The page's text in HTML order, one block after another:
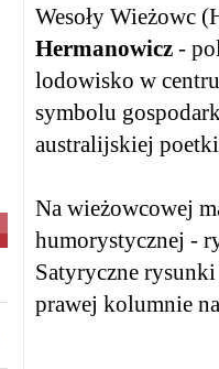
Wesoły Wieżowc
Hermanowicz -
lodowisko w
symbolu
australijskiej
Na wieżowcowej
humorystycznej -
Satyryczne
prawej kolumnie